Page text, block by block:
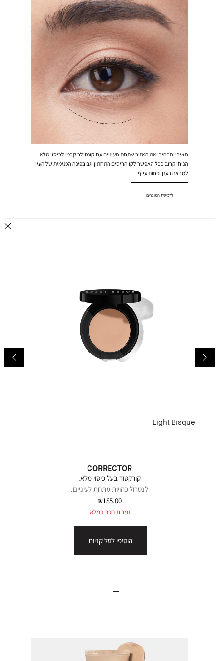
האירי והבהירי את האזור שתחת העיניים עם קונסילר קרמי לכיסוי מלא.
הניחי קרוב ככל האפשר לקו הריסים התחתון וגם בפינה הפנימית של העין
למראה רענן ופחות עייף.
לרכישת המוצרים
Light Bisque
CORRECTOR
קורקטור בעל כיסוי מלא.
לנטרול כהויות מתחת לעיניים.
₪185.00
זמנית חסר במלאי
הוסיפי לסל קניות